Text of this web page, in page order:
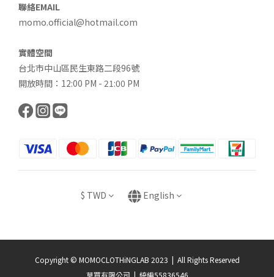
聯絡EMAIL
momo.official@hotmail.com
實體空間
台北市中山區民生東路二段96號
開放時間：12:00 PM - 21:00 PM
$ TWD English
Copyright © MOMOCLOTHiNGLAB 2023 | All Rights Reserved